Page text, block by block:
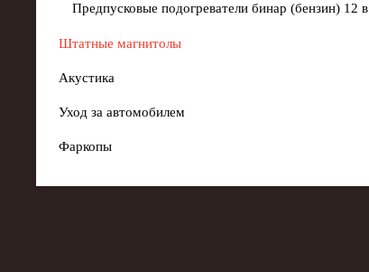
Предпусковые подогреватели бинар (бензин) 12 в
Штатные магнитолы
Акустика
Уход за автомобилем
Фаркопы